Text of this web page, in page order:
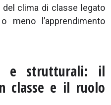
del clima di classe legato
meno l’apprendimento
e strutturali: il
classe e il ruolo